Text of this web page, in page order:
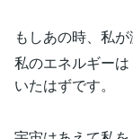
もしあの時、私が
私のエネルギー
いたはずです。